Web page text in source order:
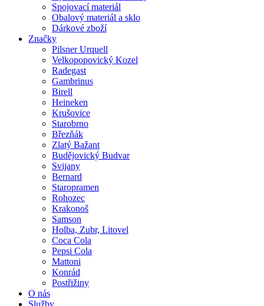
Spojovací materiál
Obalový materiál a sklo
Dárkové zboží
Značky
Pilsner Urquell
Velkopopovický Kozel
Radegast
Gambrinus
Birell
Heineken
Krušovice
Starobrno
Březňák
Zlatý Bažant
Budějovický Budvar
Svijany
Bernard
Staropramen
Rohozec
Krakonoš
Samson
Holba, Zubr, Litovel
Coca Cola
Pepsi Cola
Mattoni
Konrád
Postřižiny
O nás
Služby